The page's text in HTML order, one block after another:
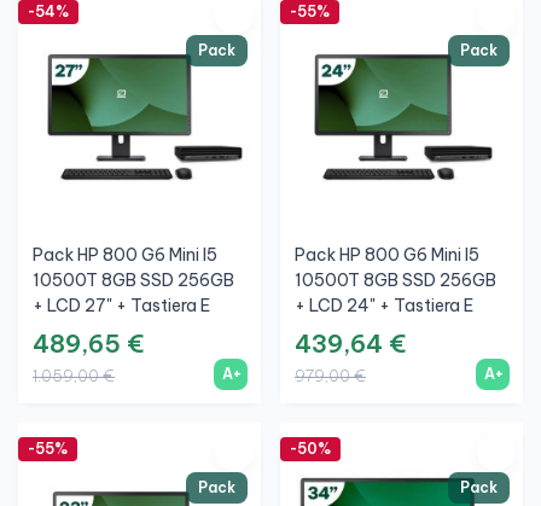
Pack
-54%
Pack HP 800 G6 Mini I5
10500T 8GB SSD 256GB
+ LCD 27" + Tastiera E
Mouse Wireless + WiFi
489,65 €
1.059,00 € A+
Pack
-55%
Pack HP 800 G6 Mini I5
10500T 8GB SSD 256GB
+ LCD 24" + Tastiera E
Mouse Wireless + WiFi
439,64 €
979,00 € A+
Pack
-55%
Pack
-50%